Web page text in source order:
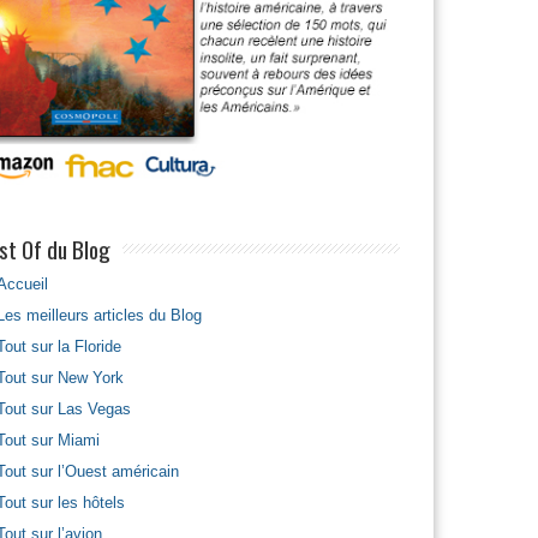
Of du Blog
meilleurs articles du Blog
sur la Floride
sur New York
sur Las Vegas
sur Miami
sur l’Ouest américain
sur les hôtels
sur l’avion